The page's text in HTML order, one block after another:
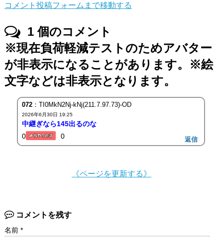
コメント投稿フォームまで移動する
1個のコメント
※現在負荷軽減テストのためアバター
が非表示になることがあります。※絵
文字などは非表示となります。
072：TI0MkN2Nj-kNj(211.7.97.73)-OD
2026年6月30日 19:25
中継ぎなら145出るのな
0
0 返信
《ページを更新する》
コメントを残す
名前 *